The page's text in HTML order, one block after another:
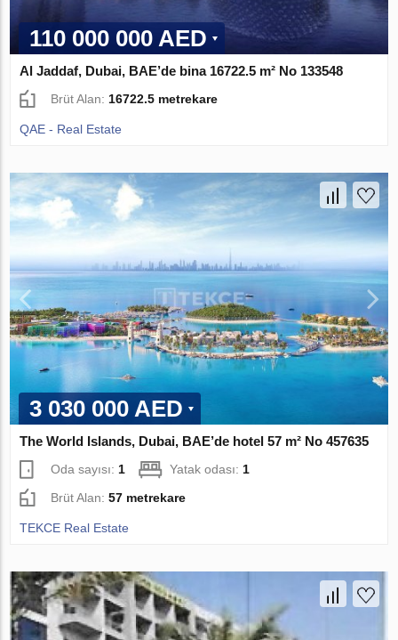
110 000 000 AED
Al Jaddaf, Dubai, BAE’de bina 16722.5 m² No 133548
Brüt Alan: 16722.5 metrekare
QAE - Real Estate
3 030 000 AED
The World Islands, Dubai, BAE’de hotel 57 m² No 457635
Oda sayısı:1 Yatak odası:1
Brüt Alan:57 metrekare
TEKCE Real Estate